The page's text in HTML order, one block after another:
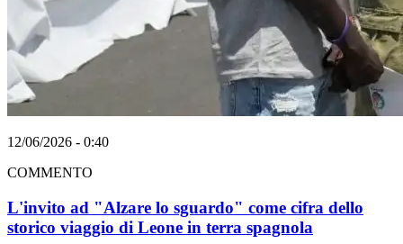
12/06/2026 - 0:40
COMMENTO
L'invito ad "Alzare lo sguardo" come cifra dello
storico viaggio di Leone in terra spagnola